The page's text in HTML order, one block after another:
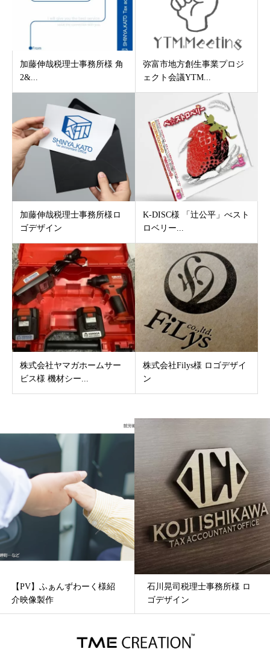
加藤伸哉税理士事務所様 角
2&...
弥富市地方創生事業プロジ
ェクト会議YTM...
加藤伸哉税理士事務所様ロ
ゴデザイン
K-DISC様 「辻公平」べスト
ロベリー...
株式会社ヤマガホームサー
ビス様 機材シー...
株式会社Filys様 ロゴデザイ
ン
【PV】ふぁんずわーく様紹
介映像製作
石川晃司税理士事務所様 ロ
ゴデザイン